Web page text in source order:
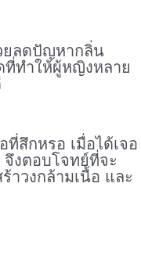
ยลดปัญหากลิ่น
ที่ทำให้ผู้หญิงหลาย
ที่สึกหรอ เมื่อได้เจอ
งตอบโจทย์ที่จะ
าวงกล้ามเนื้อ และ